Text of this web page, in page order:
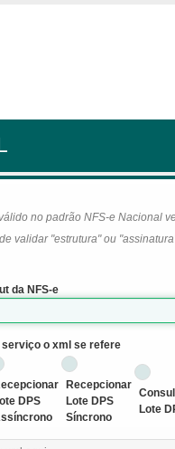
no padrão NFS-e Nacional
validar "estrutura" ou
da NFS-e
serviço o xml se refere
DPS
Recepcionar
Lote DPS
Síncrono
Lote